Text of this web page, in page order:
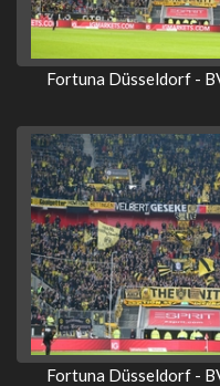
Fortuna Düsseldorf -
Fortuna Düsseldorf -